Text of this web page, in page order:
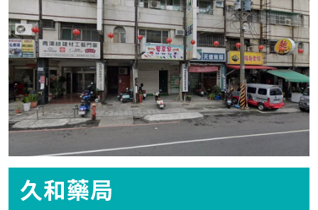
久和藥局